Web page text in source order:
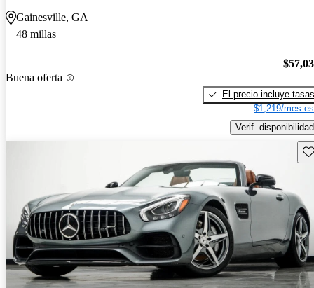
Gainesville, GA
48 millas
Buena oferta
El precio incluye tasas
$1,219/mes
Verif. disponibilidad